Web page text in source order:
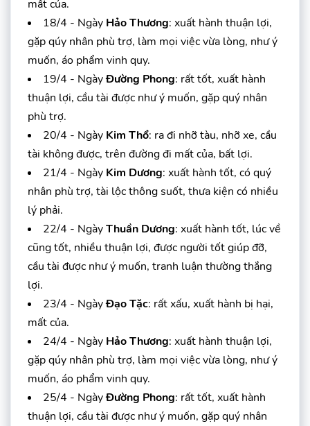
mất của.
18/4 - Ngày Hảo Thương: xuất hành thuận lợi,
gặp qúy nhân phù trợ, làm mọi việc vừa lòng, như ý
muốn, áo phẩm vinh quy.
19/4 - NgàyĐường Phong: rất tốt, xuất hành
thuận lợi, cầu tài được như ý muốn, gặp quý nhân
phù trợ.
20/4 - Ngày Kim Thổ: ra đi nhỡ tàu, nhỡ xe, cầu
tài không được, trên đường đi mất của, bất lợi.
21/4 - Ngày Kim Dương: xuất hành tốt, có quý
nhân phù trợ, tài lộc thông suốt, thưa kiện có nhiều
lý phải.
22/4 - NgàyThuần Dương: xuất hành tốt, lúc về
cũng tốt, nhiều thuận lợi, được người tốt giúp đỡ,
cầu tài được như ý muốn, tranh luận thường thắng
lợi.
23/4 - NgàyĐạo Tặc: rất xấu, xuất hành bị hại,
mất của.
24/4 - Ngày Hảo Thương: xuất hành thuận lợi,
gặp qúy nhân phù trợ, làm mọi việc vừa lòng, như ý
muốn, áo phẩm vinh quy.
25/4 - NgàyĐường Phong: rất tốt, xuất hành
thuận lợi, cầu tài được như ý muốn, gặp quý nhân